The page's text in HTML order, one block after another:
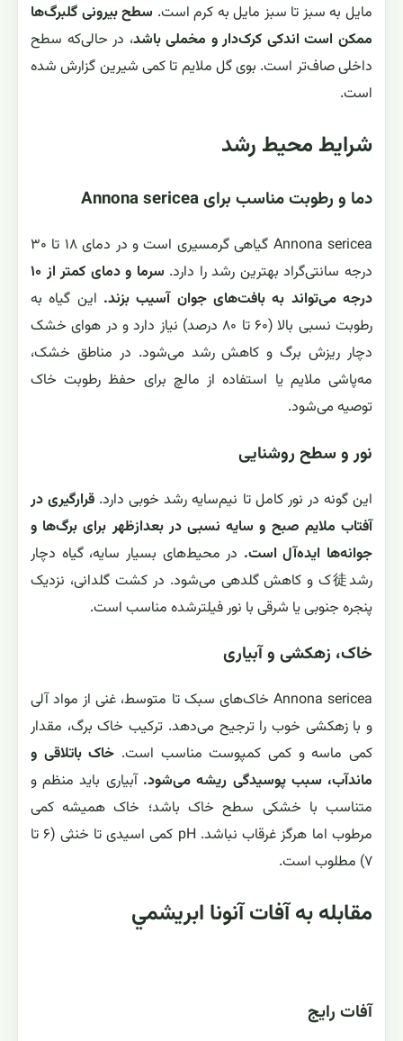
مایل به سبز تا سبز مایل به کرم است. سطح بیرونی گلبرگ‌ها
ممکن است اندکی کرک‌دار و مخملی باشد، در حالی‌که سطح
داخلی صاف‌تر است. بوی گل ملایم تا کمی شیرین گزارش شده
است.
شرایط محیط رشد
دما و رطوبت مناسب برای Annona sericea
Annona sericea گیاهی گرمسیری است و در دمای ۱۸ تا ۳۰
درجه سانتی‌گراد بهترین رشد را دارد.
سرما و دمای کمتر از ۱۰
درجه می‌تواند به بافت‌های جوان آسیب بزند. این گیاه به
رطوبت نسبی بالا (۶۰ تا ۸۰ درصد) نیاز دارد و در هوای خشک
دچار ریزش برگ و کاهش رشد می‌شود. در مناطق خشک،
مه‌پاشی ملایم یا استفاده از مالچ برای حفظ رطوبت خاک
توصیه می‌شود.
نور و سطح روشنایی
این گونه در نور کامل تا نیم‌سایه رشد خوبی دارد. قرارگیری در
آفتاب ملایم صبح و سایه نسبی در بعدازظهر برای برگ‌ها و
جوانه‌ها ایده‌آل است. در محیط‌های بسیار سایه، گیاه دچار
رشد徒ک و کاهش گلدهی می‌شود. در کشت گلدانی، نزدیک
پنجره جنوبی یا شرقی با نور فیلترشده مناسب است.
خاک، زهکشی و آبیاری
Annona sericea خاک‌های سبک تا متوسط، غنی از مواد آلی
و با زهکشی خوب را ترجیح می‌دهد. ترکیب خاک برگ، مقدار
کمی ماسه و کمی کمپوست مناسب است. خاک باتلاقی و
ماندآب، سبب پوسیدگی ریشه می‌شود. آبیاری باید منظم و
متناسب با خشکی سطح خاک باشد؛ خاک همیشه کمی
مرطوب اما هرگز غرقاب نباشد. pH کمی اسیدی تا خنثی (۶ تا
۷) مطلوب است.
مقابله به آفات آنونا ابريشمي
آفات رایج